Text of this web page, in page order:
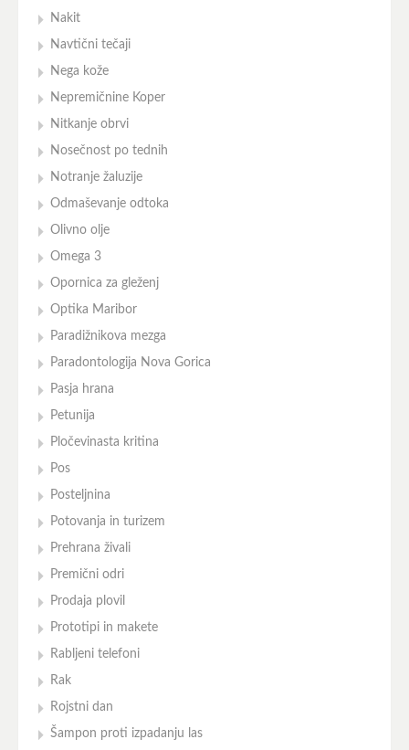
Nakit
Navtični tečaji
Nega kože
Nepremičnine Koper
Nitkanje obrvi
Nosečnost po tednih
Notranje žaluzije
Odmaševanje odtoka
Olivno olje
Omega 3
Opornica za gleženj
Optika Maribor
Paradižnikova mezga
Paradontologija Nova Gorica
Pasja hrana
Petunija
Pločevinasta kritina
Pos
Posteljnina
Potovanja in turizem
Prehrana živali
Premični odri
Prodaja plovil
Prototipi in makete
Rabljeni telefoni
Rak
Rojstni dan
Šampon proti izpadanju las